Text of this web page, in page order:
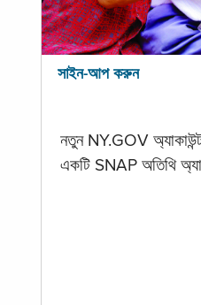
সাইন-আপ করুন
নতুন NY.GOV
একটি SNAP অতিথি